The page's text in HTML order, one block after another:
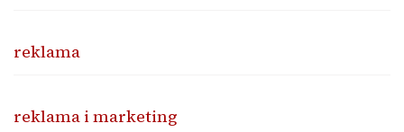
reklama
reklama i marketing